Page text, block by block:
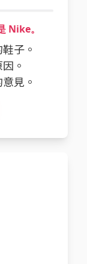
Nike。
子。
。
見。